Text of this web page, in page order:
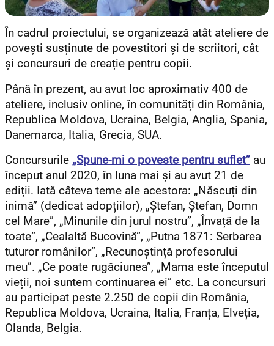
În cadrul proiectului, se organizează atât ateliere de
povești susținute de povestitori și de scriitori, cât
și concursuri de creație pentru copii.
Până în prezent, au avut loc aproximativ 400 de
ateliere, inclusiv online, în comunități din România,
Republica Moldova, Ucraina, Belgia, Anglia, Spania,
Danemarca, Italia, Grecia, SUA.
Concursurile „Spune-mi o poveste pentru suflet” au
început anul 2020, în luna mai și au avut 21 de
ediții. Iată câteva teme ale acestora: „Născuți din
inimă” (dedicat adopțiilor), „Ștefan, Ștefan, Domn
cel Mare”, „Minunile din jurul nostru”, „Învață de la
toate”, „Cealaltă Bucovină”, „Putna 1871: Serbarea
tuturor românilor”, „Recu­noștință profesorului
meu”. „Ce poate rugăciunea”, „Mama este începutul
vieții, noi suntem continuarea ei” etc. La concursuri
au participat peste 2.250 de copii din România,
Republica Moldova, Ucraina, Italia, Franța, Elveția,
Olanda, Belgia.